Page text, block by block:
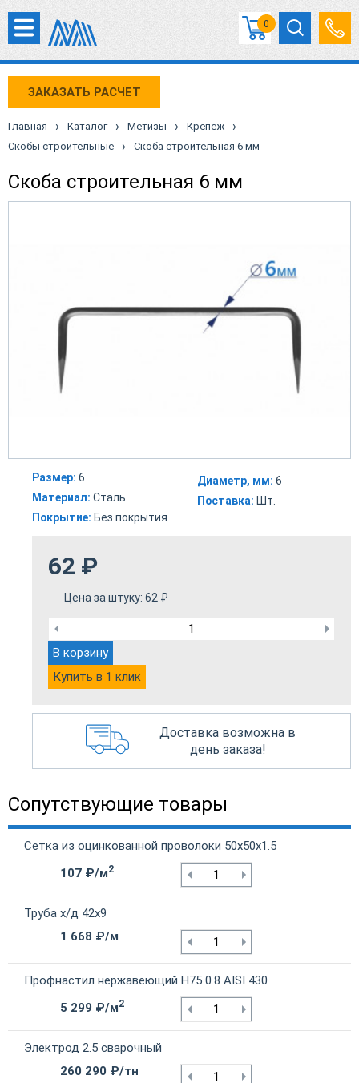
0
ЗАКАЗАТЬ РАСЧЕТ
Главная › Каталог › Метизы › Крепеж ›
Скобы строительные › Скоба строительная 6 мм
Скоба строительная 6 мм
Размер: 6
Материал: Сталь
Покрытие: Без покрытия
Диаметр, мм: 6
Поставка: Шт.
62 ₽
Цена за штуку: 62 ₽
В корзину
Купить в 1 клик
Доставка возможна в
день заказа!
Сопутствующие товары
Сетка из оцинкованной проволоки 50х50х1.5
107 ₽/м2
Труба х/д 42х9
1 668 ₽/м
Профнастил нержавеющий Н75 0.8 AISI 430
5 299 ₽/м2
Электрод 2.5 сварочный
260 290 ₽/тн